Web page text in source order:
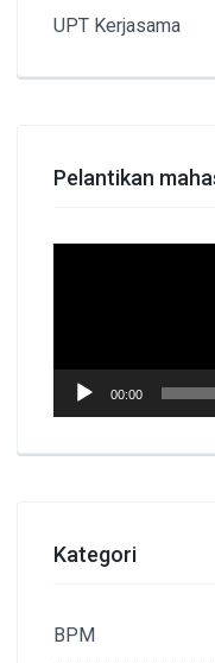
UPT Kerjasama
Pelantikan
00:00
Kategori
BPM